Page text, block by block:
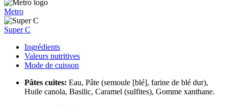
Metro
Super C
Ingrédients
Valeurs nutritives
Mode de cuisson
Pâtes cuites: Eau, Pâte (semoule [blé], farine de blé dur),
Huile canola, Basilic, Caramel (sulfites), Gomme xanthane.